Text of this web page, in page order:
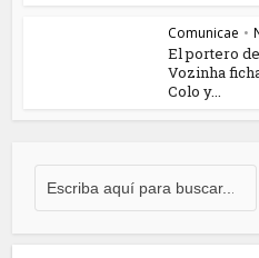
Comunicae •
El portero
Vozinha
Colo y...